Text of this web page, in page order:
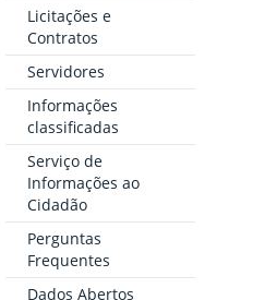
Licitações e
Contratos
Servidores
Informações
classificadas
Serviço de
Informações ao
Cidadão
Perguntas
Frequentes
Dados Abertos